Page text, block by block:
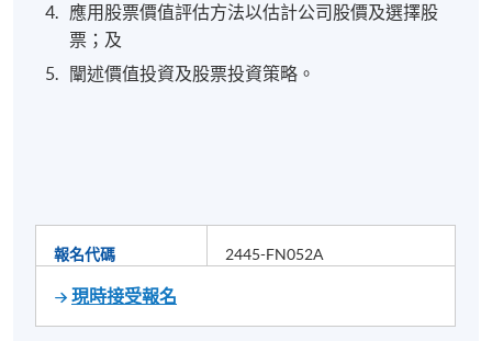
應用股票價值評估方法以估計公司股價及選擇股
票；及
闡述價值投資及股票投資策略。
報名代碼 2445-FN052A
現時接受報名